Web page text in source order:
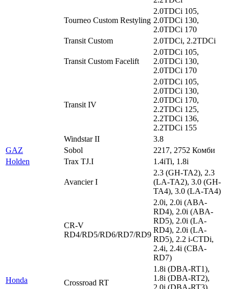
Tourneo Custom Restyling
2.0TDCi 105,
2.0TDCi 130,
2.0TDCi 170
Transit Custom
2.0TDCi, 2.2TDCi
Transit Custom Facelift
2.0TDCi 105,
2.0TDCi 130,
2.0TDCi 170
Transit IV
2.0TDCi 105,
2.0TDCi 130,
2.0TDCi 170,
2.2TDCi 125,
2.2TDCi 136,
2.2TDCi 155
Windstar II
3.8
GAZ
Sobol
2217, 2752 Комби
Holden
Trax TJ.I 1.4iTi, 1.8i
Honda
Avancier I
2.3 (GH-TA2), 2.3
(LA-TA2), 3.0 (GH-
TA4), 3.0 (LA-TA4)
CR-V
RD4/RD5/RD6/RD7/RD9
2.0i, 2.0i (ABA-
RD4), 2.0i (ABA-
RD5), 2.0i (LA-
RD4), 2.0i (LA-
RD5), 2.2 i-CTDi,
2.4i, 2.4i (CBA-
RD7)
Crossroad RT
1.8i (DBA-RT1),
1.8i (DBA-RT2),
2.0i (DBA-RT3),